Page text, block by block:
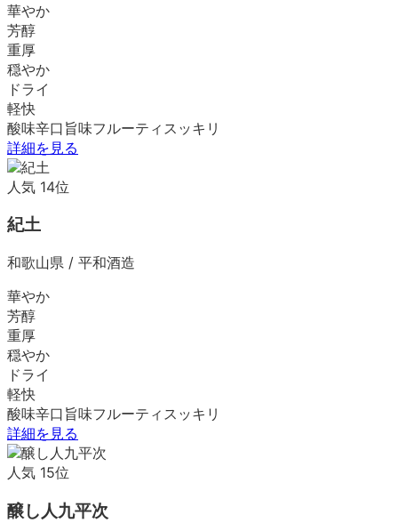
華やか
芳醇
重厚
穏やか
ドライ
軽快
酸味辛口 旨味フルーティ スッキリ
詳細を見る
人気 14位
紀土
和歌山県 / 平和酒造
華やか
芳醇
重厚
穏やか
ドライ
軽快
酸味辛口 旨味フルーティ スッキリ
詳細を見る
人気 15位
醸し人九平次